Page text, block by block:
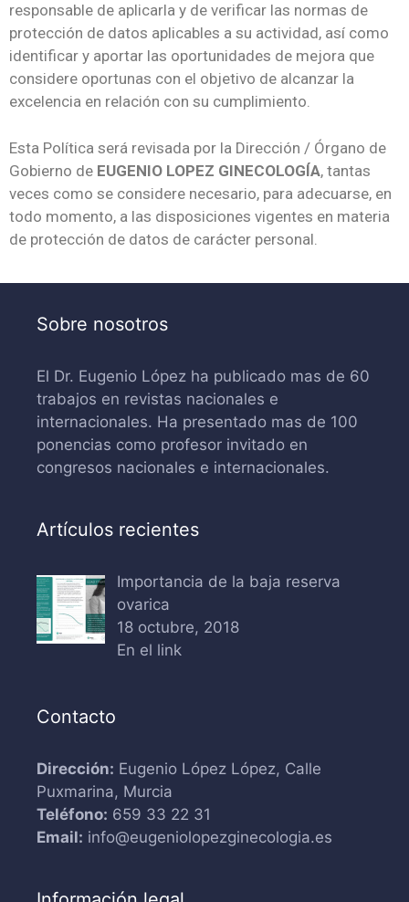
responsable de aplicarla y de verificar las normas de
protección de datos aplicables a su actividad, así como
identificar y aportar las oportunidades de mejora que
considere oportunas con el objetivo de alcanzar la
excelencia en relación con su cumplimiento.
Esta Política será revisada por la Dirección / Órgano de
Gobierno de EUGENIO LOPEZ GINECOLOGÍA, tantas
veces como se considere necesario, para adecuarse, en
todo momento, a las disposiciones vigentes en materia
de protección de datos de carácter personal.
Sobre nosotros
El Dr. Eugenio López ha publicado mas de 60
trabajos en revistas nacionales e
internacionales. Ha presentado mas de 100
ponencias como profesor invitado en
congresos nacionales e internacionales.
Artículos recientes
Importancia de la baja reserva
ovarica
18 octubre, 2018
En el link
Contacto
Dirección: Eugenio López López, Calle
Puxmarina, Murcia
Teléfono: 659 33 22 31
Email: info@eugeniolopezginecologia.es